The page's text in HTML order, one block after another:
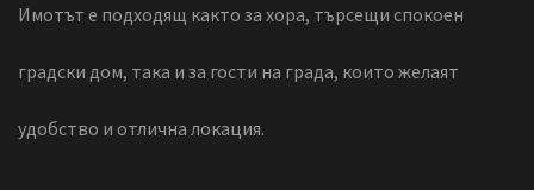
Имотът е подходящ както за хора, търсещи спокоен
градски дом, така и за гости на града, които желаят
удобство и отлична локация.